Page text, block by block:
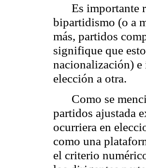
Es importante
bipartidismo (o a
más, partidos
signifique que
nacionalización) e
elección a otra.
Como se
partidos ajustada
ocurriera en
como una
el criterio